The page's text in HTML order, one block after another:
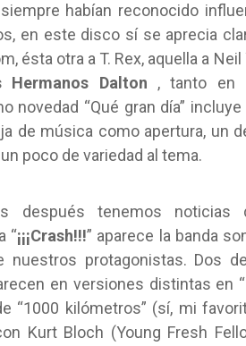
habían reconocido
en este disco sí se aprecia
ésta otra a T. Rex, aquella a
Hermanos Dalton , tanto en
novedad “Qué gran día”
de música como apertura, un
poco de variedad al tema.
después tenemos
“¡¡¡Crash!!!” aparece la banda
nuestros protagonistas. Dos
en versiones distintas en
“1000 kilómetros” (sí, mi
Kurt Bloch (Young Fresh